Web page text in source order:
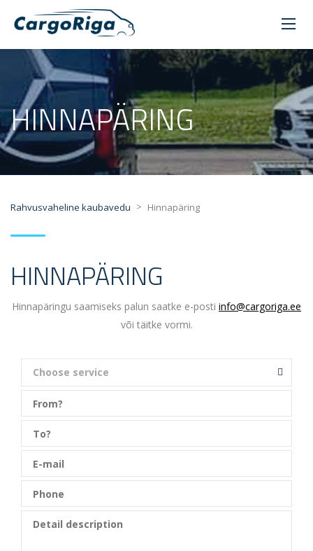
HINNAPÄRING
Rahvusvaheline kaubavedu > Hinnapäring
HINNAPÄRING
Hinnapäringu saamiseks palun saatke e-posti info@cargoriga.ee
või täitke vormi.
Choose service